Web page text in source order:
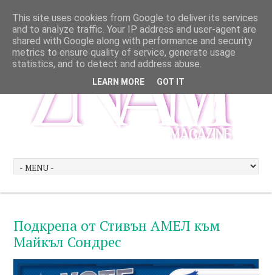
Подкрепа от Стивън АМЕЛ към
Майкъл Сондрес
This site uses cookies from Google to deliver its services
and to analyze traffic. Your IP address and user-agent are
shared with Google along with performance and security
metrics to ensure quality of service, generate usage
statistics, and to detect and address abuse.
LEARN MORE GOT IT